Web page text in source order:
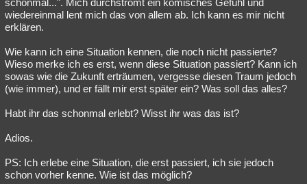
schonmal...". Mich durchströmt ein komisches Gefühl und
wiedereinmal lent mich das von allem ab. Ich kann es mir nicht
erklären.
Wie kann ich eine Situation kennen, die noch nicht passierte?
Wieso merke ich es erst, wenn diese Situation passiert? Kann ich
sowas wie die Zukunft erträumen, vergesse diesen Traum jedoch
(wie immer), und er fällt mir erst später ein? Was soll das alles?
Habt ihr das schonmal erlebt? Wisst ihr was das ist?
Adios.
PS: Ich erlebe eine Situation, die erst passiert, ich sie jedoch
schon vorher kenne. Wie ist das möglich?